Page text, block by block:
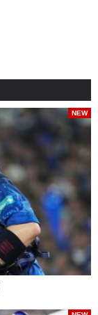
NEW